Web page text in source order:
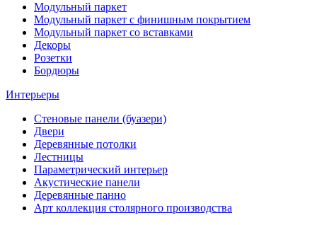
Модульный паркет
Модульный паркет с финишным покрытием
Модульный паркет со вставками
Декоры
Розетки
Бордюры
Интерьеры
Стеновые панели (буазери)
Двери
Деревянные потолки
Лестницы
Параметрический интерьер
Акустические панели
Деревянные панно
Арт коллекция столярного производства